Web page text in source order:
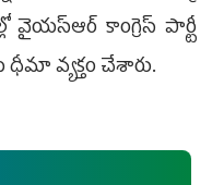
వైయస్‌ఆర్ కాంగ్రె‌స్ పార్టీ‌
వ్యక్తం చేశారు.